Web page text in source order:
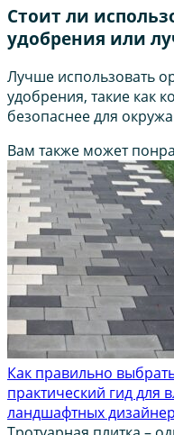
Стоит ли
удобрения или
Лучше использовать
удобрения, такие как
безопаснее для
Вам также может
Как правильно
практический гид для
ландшафтных